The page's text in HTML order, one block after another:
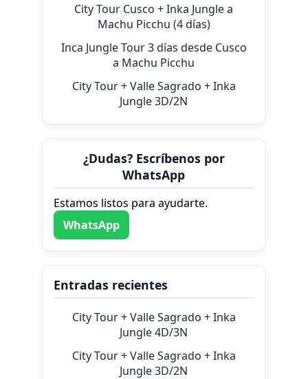
City Tour Cusco + Inka Jungle a
Machu Picchu (4 días)
Inca Jungle Tour 3 días desde Cusco
a Machu Picchu
City Tour + Valle Sagrado + Inka
Jungle 3D/2N
¿Dudas? Escríbenos por
WhatsApp
Estamos listos para ayudarte.
WhatsApp
Entradas recientes
City Tour + Valle Sagrado + Inka
Jungle 4D/3N
City Tour + Valle Sagrado + Inka
Jungle 3D/2N